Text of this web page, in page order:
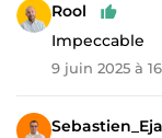
Rool
Impeccable
9 juin 2025 à